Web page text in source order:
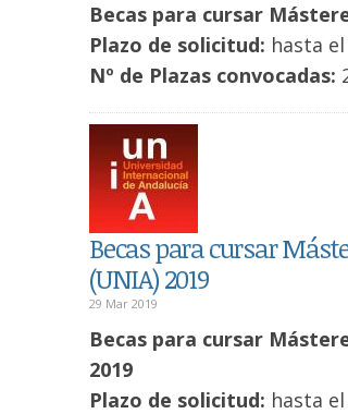
Becas para cursar
Plazo de solicitud: hasta
Nº de Plazas convocadas:
Becas para cursar
(UNIA) 2019
29 Mar 2019
Becas para cursar
2019
Plazo de solicitud: hasta